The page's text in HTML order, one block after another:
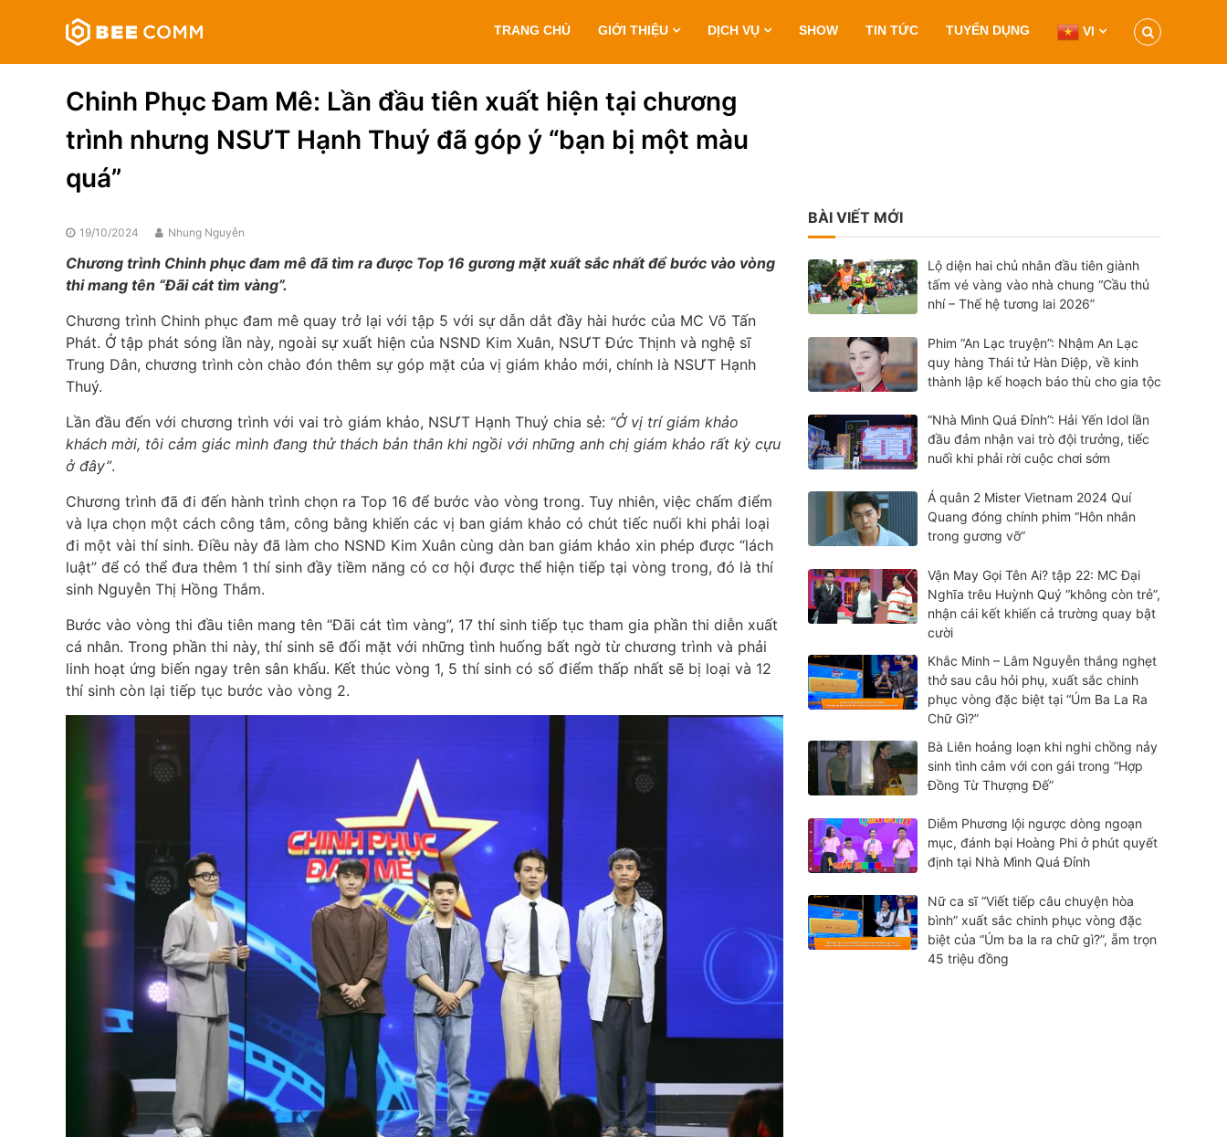
Bee
Comm
Truyền
đa
tiện
TRANG CHỦ GIỚI THIỆU DỊCH VỤ SHOW TIN TỨC TUYỂN DỤNG VI
Chinh Phục Đam Mê: Lần đầu tiên xuất hiện tại chương
trình nhưng NSƯT Hạnh Thuý đã góp ý “bạn bị một màu
quá”
19/10/2024 Nhung Nguyễn
Chương trình Chinh phục đam mê đã tìm ra được Top 16 gương mặt xuất sắc nhất để bước vào vòng
thi mang tên “Đãi cát tìm vàng”.
Chương trình Chinh phục đam mê quay trở lại với tập 5 với sự dẫn dắt đầy hài hước của MC Võ Tấn
Phát. Ở tập phát sóng lần này, ngoài sự xuất hiện của NSND Kim Xuân, NSƯT Đức Thịnh và nghệ sĩ
Trung Dân, chương trình còn chào đón thêm sự góp mặt của vị giám khảo mới, chính là NSƯT Hạnh
Thuý.
Lần đầu đến với chương trình với vai trò giám khảo, NSƯT Hạnh Thuý chia sẻ: “Ở vị trí giám khảo
khách mời, tôi cảm giác mình đang thử thách bản thân khi ngồi với những anh chị giám khảo rất kỳ cựu
ở đây”.
Chương trình đã đi đến hành trình chọn ra Top 16 để bước vào vòng trong. Tuy nhiên, việc chấm điểm
và lựa chọn một cách công tâm, công bằng khiến các vị ban giám khảo có chút tiếc nuối khi phải loại
đi một vài thí sinh. Điều này đã làm cho NSND Kim Xuân cùng dàn ban giám khảo xin phép được “lách
luật” để có thể đưa thêm 1 thí sinh đầy tiềm năng có cơ hội được thể hiện tiếp tại vòng trong, đó là thí
sinh Nguyễn Thị Hồng Thắm.
Bước vào vòng thi đầu tiên mang tên “Đãi cát tìm vàng”, 17 thí sinh tiếp tục tham gia phần thi diễn xuất
cá nhân. Trong phần thi này, thí sinh sẽ đối mặt với những tình huống bất ngờ từ chương trình và phải
linh hoạt ứng biến ngay trên sân khấu. Kết thúc vòng 1, 5 thí sinh có số điểm thấp nhất sẽ bị loại và 12
thí sinh còn lại tiếp tục bước vào vòng 2.
BÀI VIẾT MỚI
Lộ diện hai chủ nhân đầu tiên giành
tấm vé vàng vào nhà chung “Cầu thủ
nhí – Thế hệ tương lai 2026”
Phim “An Lạc truyện”: Nhậm An Lạc
quy hàng Thái tử Hàn Diệp, về kinh
thành lập kế hoạch báo thù cho gia tộc
“Nhà Mình Quá Đỉnh”: Hải Yến Idol lần
đầu đảm nhận vai trò đội trưởng, tiếc
nuối khi phải rời cuộc chơi sớm
Á quân 2 Mister Vietnam 2024 Quí
Quang đóng chính phim “Hôn nhân
trong gương vỡ”
Vận May Gọi Tên Ai? tập 22: MC Đại
Nghĩa trêu Huỳnh Quý “không còn trẻ”,
nhận cái kết khiến cả trường quay bật
cười
Khắc Minh – Lâm Nguyễn thắng nghẹt
thở sau câu hỏi phụ, xuất sắc chinh
phục vòng đặc biệt tại “Úm Ba La Ra
Chữ Gì?”
Bà Liên hoảng loạn khi nghi chồng nảy
sinh tình cảm với con gái trong “Hợp
Đồng Từ Thượng Đế”
Diễm Phương lội ngược dòng ngoạn
mục, đánh bại Hoàng Phi ở phút quyết
định tại Nhà Mình Quá Đỉnh
Nữ ca sĩ “Viết tiếp câu chuyện hòa
bình” xuất sắc chinh phục vòng đặc
biệt của “Úm ba la ra chữ gì?”, ẵm trọn
45 triệu đồng